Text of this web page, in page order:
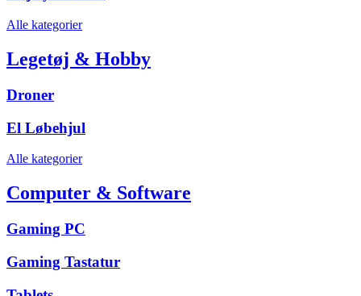
Alle kategorier
Legetøj & Hobby
Droner
El Løbehjul
Alle kategorier
Computer & Software
Gaming PC
Gaming Tastatur